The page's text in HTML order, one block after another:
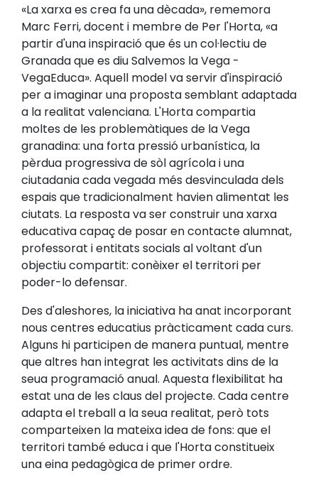
«La xarxa es crea fa una dècada», rememora
Marc Ferri, docent i membre de Per l'Horta, «a
partir d'una inspiració que és un col·lectiu de
Granada que es diu Salvemos la Vega -
VegaEduca». Aquell model va servir d'inspiració
per a imaginar una proposta semblant adaptada
a la realitat valenciana. L'Horta compartia
moltes de les problemàtiques de la Vega
granadina: una forta pressió urbanística, la
pèrdua progressiva de sòl agrícola i una
ciutadania cada vegada més desvinculada dels
espais que tradicionalment havien alimentat les
ciutats. La resposta va ser construir una xarxa
educativa capaç de posar en contacte alumnat,
professorat i entitats socials al voltant d'un
objectiu compartit: conèixer el territori per
poder-lo defensar.
Des d'aleshores, la iniciativa ha anat incorporant
nous centres educatius pràcticament cada curs.
Alguns hi participen de manera puntual, mentre
que altres han integrat les activitats dins de la
seua programació anual. Aquesta flexibilitat ha
estat una de les claus del projecte. Cada centre
adapta el treball a la seua realitat, però tots
comparteixen la mateixa idea de fons: que el
territori també educa i que l'Horta constitueix
una eina pedagògica de primer ordre.